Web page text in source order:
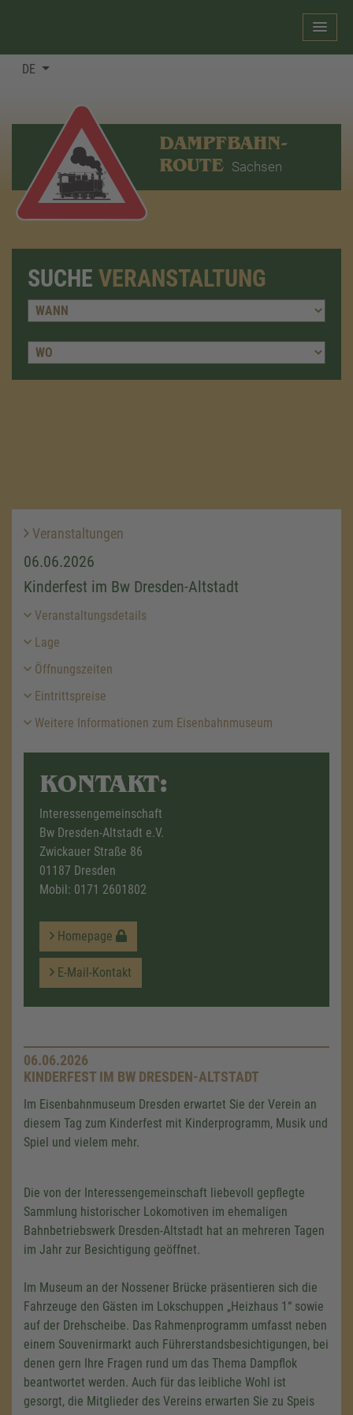
DE
DAMPFBAHN-
ROUTE Sachsen
SUCHE VERANSTALTUNG
Veranstaltungen
06.06.2026
Kinderfest im Bw Dresden-Altstadt
Veranstaltungsdetails
Lage
Öffnungszeiten
Eintrittspreise
Weitere Informationen zum Eisenbahnmuseum
KONTAKT:
Interessengemeinschaft
Bw Dresden-Altstadt e.V.
Zwickauer Straße 86
01187 Dresden
Mobil: 0171 2601802
Homepage
E-Mail-Kontakt
06.06.2026
KINDERFEST IM BW DRESDEN-ALTSTADT
Im Eisenbahnmuseum Dresden erwartet Sie der Verein an
diesem Tag zum Kinderfest mit Kinderprogramm, Musik und
Spiel und vielem mehr.
Die von der Interessengemeinschaft liebevoll gepflegte
Sammlung historischer Lokomotiven im ehemaligen
Bahnbetriebswerk Dresden-Altstadt hat an mehreren Tagen
im Jahr zur Besichtigung geöffnet.
Im Museum an der Nossener Brücke präsentieren sich die
Fahrzeuge den Gästen im Lokschuppen Heizhaus 1
sowie
auf der Drehscheibe. Das Rahmenprogramm umfasst neben
einem Souvenirmarkt auch Führerstandsbesichtigungen, bei
denen gern Ihre Fragen rund um das Thema Dampflok
beantwortet werden. Auch für das leibliche Wohl ist
gesorgt, die Mitglieder des Vereins erwarten Sie zu Speis